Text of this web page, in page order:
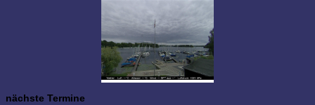
nächste Termine